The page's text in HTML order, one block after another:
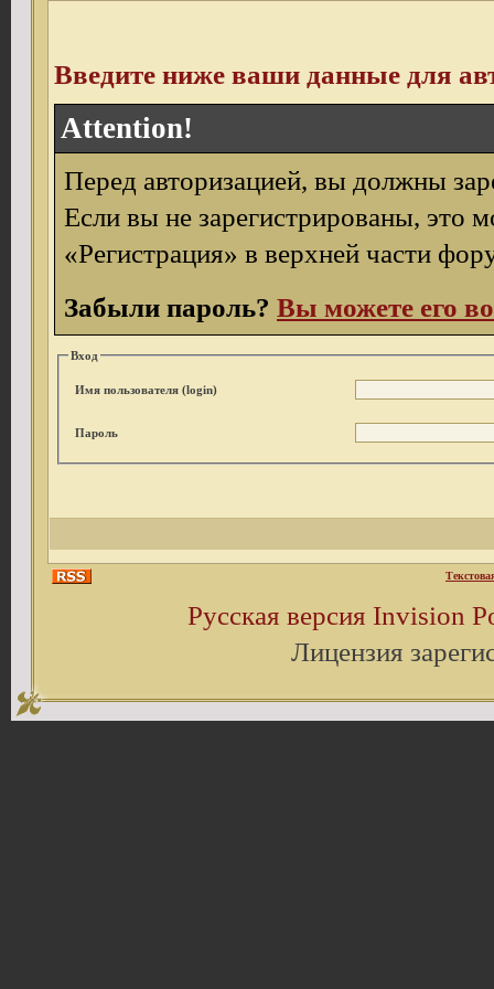
Введите ниже ваши данные для
Attention!
Перед авторизацией, вы должны
Если вы не зарегистрированы, это
«Регистрация» в верхней части
Забыли пароль? Вы можете его
Вход
Имя пользователя (login)
Пароль
Русская версия Invision
Лицензия